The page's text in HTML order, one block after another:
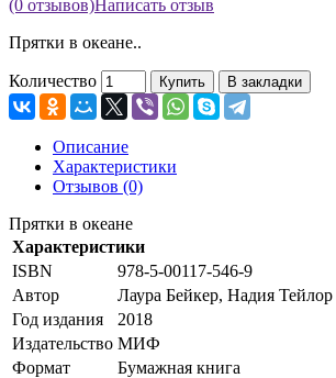
(0 отзывов)Написать отзыв
Прятки в океане..
Количество Купить В закладки
Описание
Характеристики
Отзывов (0)
Прятки в океане
Характеристики
ISBN
978-5-00117-546-9
Автор
Лаура Бейкер, Надия Тейлор
Год издания
2018
Издательство МИФ
Формат
Бумажная книга